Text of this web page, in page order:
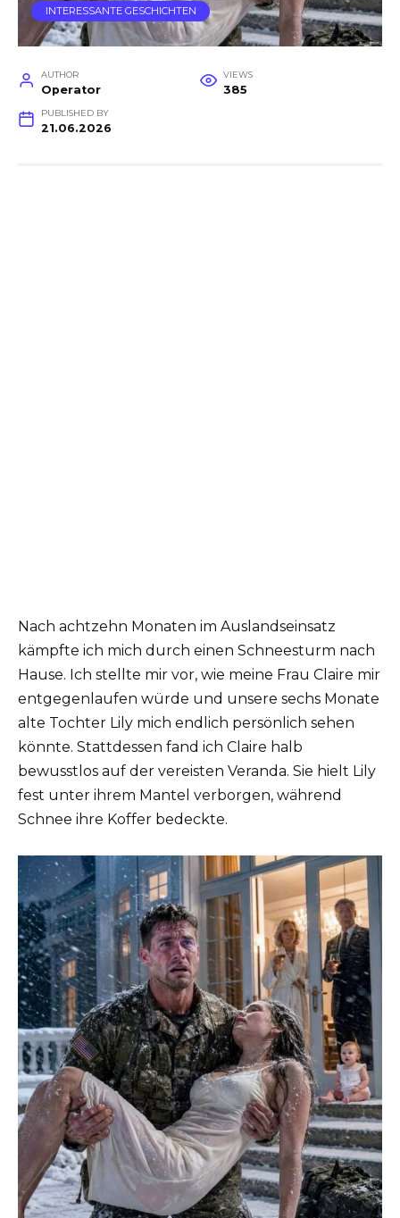
INTERESSANTE GESCHICHTEN
AUTHOR
Operator
VIEWS
385
PUBLISHED BY
21.06.2026
Nach achtzehn Monaten im Auslandseinsatz
kämpfte ich mich durch einen Schneesturm nach
Hause. Ich stellte mir vor, wie meine Frau Claire mir
entgegenlaufen würde und unsere sechs Monate
alte Tochter Lily mich endlich persönlich sehen
könnte. Stattdessen fand ich Claire halb
bewusstlos auf der vereisten Veranda. Sie hielt Lily
fest unter ihrem Mantel verborgen, während
Schnee ihre Koffer bedeckte.